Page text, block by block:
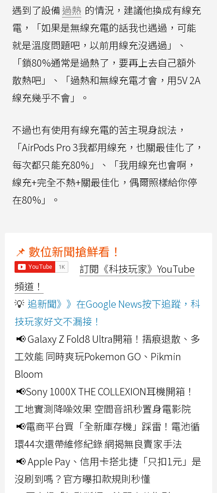
遇到了設備過熱 的情況，建議他換成有線充
電，「如果是無線充電的話我也遇過，可能
就是溫度問題吧，以前用線充沒遇過」、
「鎖80%通常是過熱了，要再上去自己額外
散熱吧」、「過熱和無線充電才會，用5V 2A
線充幾乎不會」。
不過也有使用有線充電的苦主現身說法，
「AirPods Pro 3我都用線充，也關最佳化了，
每次都只能充80%」、「我用線充也會啊，
線充+完全不熱+關最佳化，偶爾照樣給你停
在80%」。
📌 數位新聞搶鮮看！
訂閱《科技玩家》YouTube
頻道！
💡 追新聞》》在Google News按下追蹤，科
技玩家好文不漏接！
📢 Galaxy Z Fold8 Ultra開箱！摺痕退散、多
工效能 同時爽玩Pokemon GO、Pikmin
Bloom
📢Sony 1000X THE COLLEXION耳機開箱！
工地實測降噪效果 空間音訊秒置身電影院
📢電商平台買「全新庫存機」踩雷！電池循
環44次還帶維修紀錄 網揭無良賣家手法
📢 Apple Pay、信用卡搭北捷「只扣1元」是
沒刷到嗎？官方曝扣款規則秒懂